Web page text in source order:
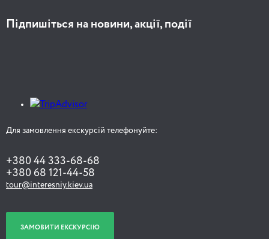
Підпишіться на новини, акції, події
Для замовлення екскурсій телефонуйте:
+380 44 333-68-68
+380 68 121-44-58
tour@interesniy.kiev.ua
ЗАМОВИТИ ЕКСКУРСІЮ